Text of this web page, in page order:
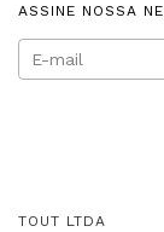
ASSINE NOSSA
TOUT LTDA